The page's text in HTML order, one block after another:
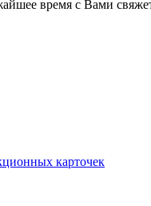
время с Вами
карточек